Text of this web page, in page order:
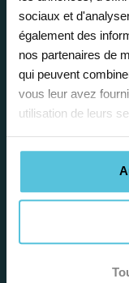
sociaux et
également des
nos partenaires de
qui peuvent
vous leur avez
utilisation de leurs
emploi du
vos
Nos
jusqu’à la